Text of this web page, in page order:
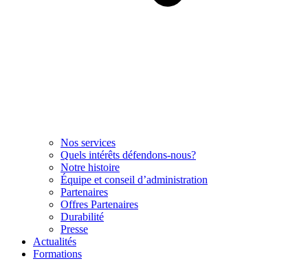
Nos services
Quels intérêts défendons-nous?
Notre histoire
Équipe et conseil d’administration
Partenaires
Offres Partenaires
Durabilité
Presse
Actualités
Formations